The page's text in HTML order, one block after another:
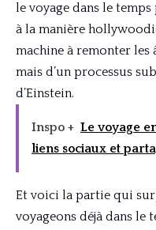
le voyage dans le
à la manière
machine à remonter les
mais d’un processus
d’Einstein.
Inspo + Le voyage
liens sociaux et
Et voici la partie qui
voyageons déjà dans le